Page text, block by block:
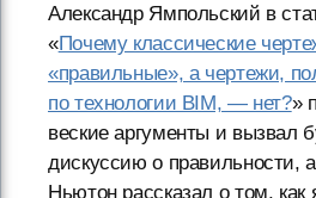
Александр Ямпольский в
«Почему классические
«правильные», а чертежи,
по технологии BIM, — нет?»
веские аргументы и вызвал
дискуссию о правильности,
Ньютон рассказал о том, как